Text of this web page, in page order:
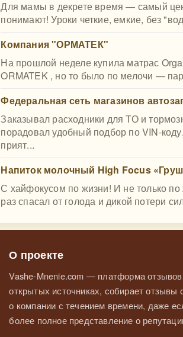
Для мамы в декрете время — самый
понимают! Уроки четкие, емкие, без
Компания "ОРМАТЕК"
На прошлой неделе купила матрас
ORMATEK , но то было по мелочи —
Федеральная сеть магазинов
Заказывал расходники для ТО и
порадовал удобный подбор по VIN-
прият...
Напиток молочный High Focus
С хайфокусом по жизни! И не только
раз спасал от голода и дикой потери
О проекте
Vashe-Mnenie.com — платформа
открытых источниках, собирает
о компании с течением времени, даже
более полное представление о